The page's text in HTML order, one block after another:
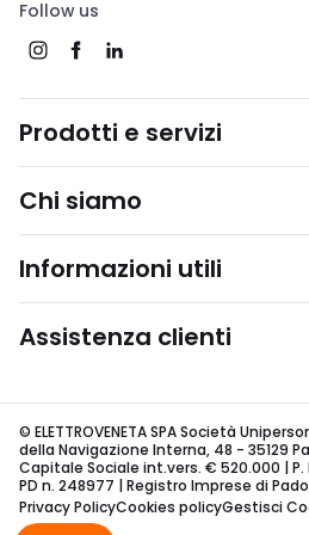
Follow us
Prodotti e servizi
Chi siamo
Informazioni utili
Assistenza clienti
© ELETTROVENETA SPA Società
della Navigazione Interna, 48 - 35129
Capitale Sociale int.vers. € 520.000 | P.
PD n. 248977 | Registro Imprese di
Privacy PolicyCookies policyGestisci